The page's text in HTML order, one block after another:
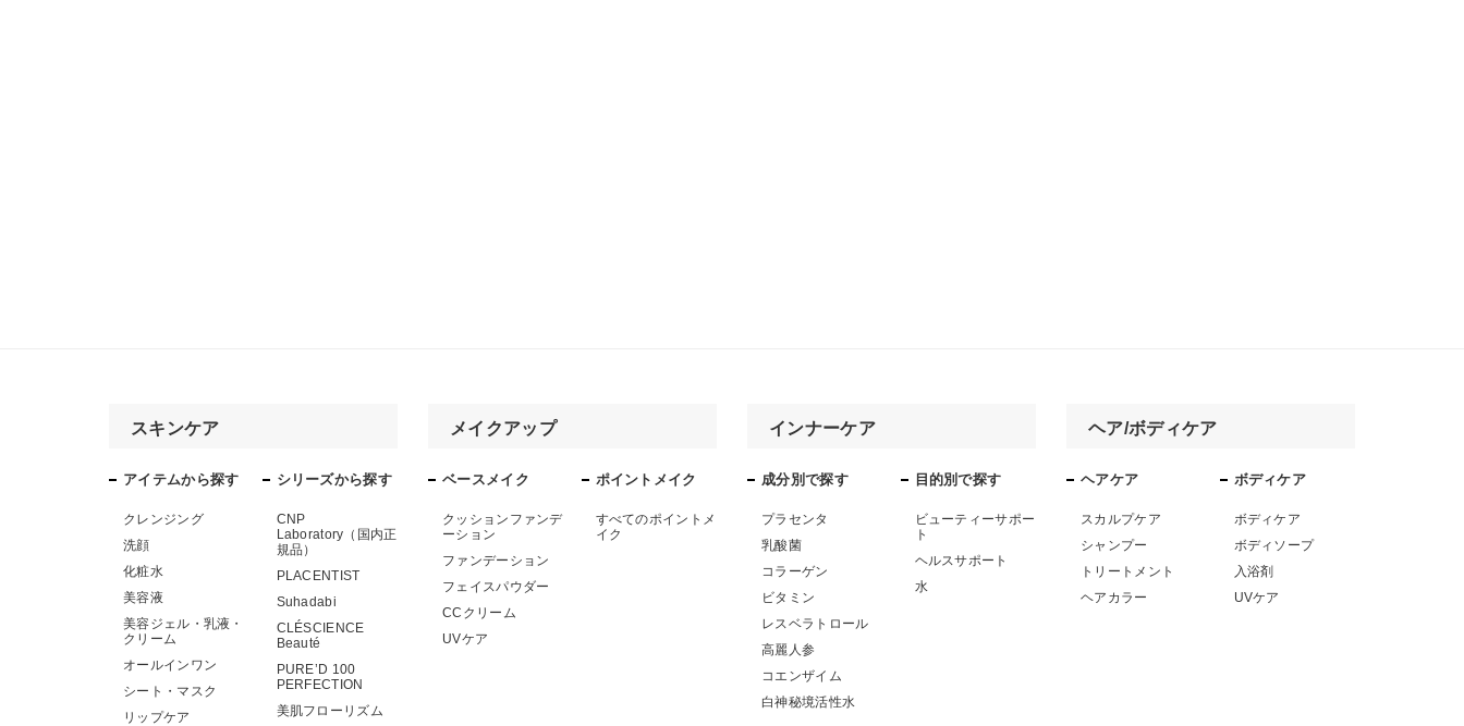
スキンケア
アイテムから探す
クレンジング
洗顔
化粧水
美容液
美容ジェル・乳液・
クリーム
オールインワン
シート・マスク
リップケア
シリーズから探す
CNP
Laboratory（国内正
規品）
PLACENTIST
Suhadabi
CLÉSCIENCE
Beauté
PURE’D 100
PERFECTION
美肌フローリズム
メイクアップ
ベースメイク
クッションファンデ
ーション
ファンデーション
フェイスパウダー
CCクリーム
UVケア
ポイントメイク
すべてのポイントメ
イク
インナーケア
成分別で探す
プラセンタ
乳酸菌
コラーゲン
ビタミン
レスベラトロール
高麗人参
コエンザイム
白神秘境活性水
目的別で探す
ビューティーサポー
ト
ヘルスサポート
水
ヘア/ボディケア
ヘアケア
スカルプケア
シャンプー
トリートメント
ヘアカラー
ボディケア
ボディケア
ボディソープ
入浴剤
UVケア